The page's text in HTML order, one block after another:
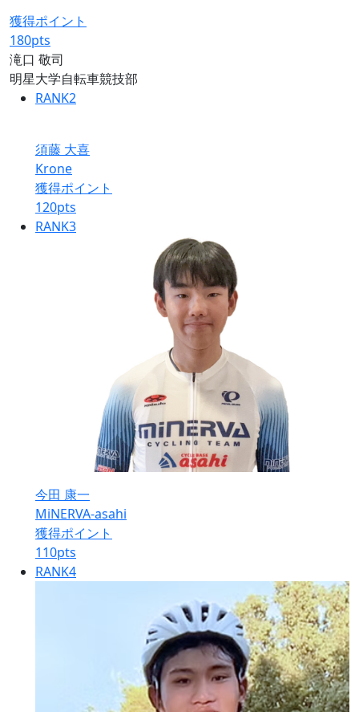
獲得ポイント
180pts
滝口 敬司
明星大学自転車競技部
RANK2
須藤 大喜
Krone
獲得ポイント
120pts
RANK3
今田 康一
MiNERVA-asahi
獲得ポイント
110pts
RANK4